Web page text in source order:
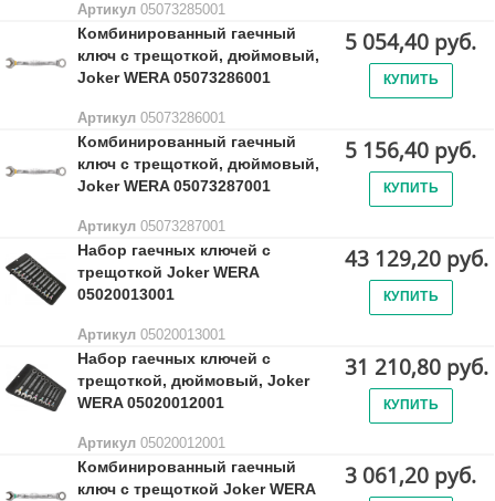
Артикул 05073285001
Комбинированный гаечный
ключ с трещоткой, дюймовый,
Joker WERA 05073286001
Артикул 05073286001
5 054,40 руб.
КУПИТЬ
Комбинированный гаечный
ключ с трещоткой, дюймовый,
Joker WERA 05073287001
Артикул 05073287001
5 156,40 руб.
КУПИТЬ
Набор гаечных ключей с
трещоткой Joker WERA
05020013001
Артикул 05020013001
43 129,20 руб.
КУПИТЬ
Набор гаечных ключей с
трещоткой, дюймовый, Joker
WERA 05020012001
Артикул 05020012001
31 210,80 руб.
КУПИТЬ
Комбинированный гаечный
ключ с трещоткой Joker WERA
3 061,20 руб.